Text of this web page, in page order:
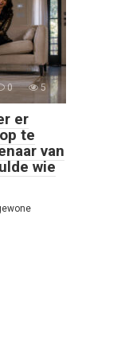
0 5
er
te
van
wie